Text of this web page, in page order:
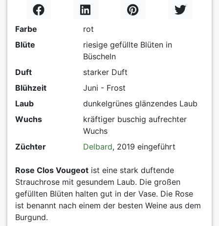
Farbe
rot
Blüte
riesige gefüllte Blüten in
Büscheln
Duft
starker Duft
Blühzeit
Juni - Frost
Laub
dunkelgrünes glänzendes Laub
Wuchs
kräftiger buschig aufrechter
Wuchs
Züchter
Delbard, 2019 eingeführt
Rose Clos Vougeot ist eine stark duftende
Strauchrose mit gesundem Laub. Die großen
gefüllten Blüten halten gut in der Vase. Die Rose
ist benannt nach einem der besten Weine aus dem
Burgund.